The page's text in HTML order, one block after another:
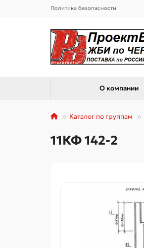
Политика безопасности
О компании
Каталог по группам
11КФ 142-2